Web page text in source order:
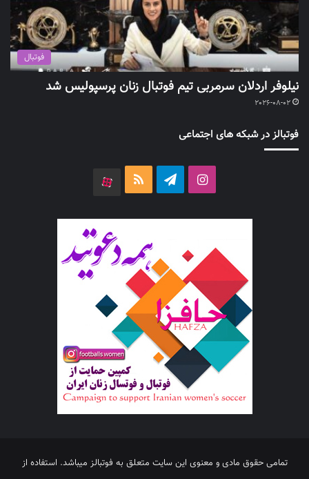
فوتبال
نیلوفر اردلان سرمربی تیم فوتبال زنان پرسپولیس شد
2026-08-02
فوتبالز در شبکه های اجتماعی
اینستاگرامتلگرام خوراک
تمامی حقوق مادی و معنوی این سایت متعلق به فوتبالز میباشد. استفاده از